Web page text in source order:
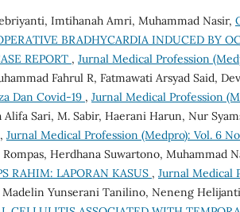
Imtihanah Amri, Muhammad Nasir,
BRADHYCARDIA INDUCED BY
REPORT , Jurnal Medical Profession
Fahrul R, Fatmawati Arsyad Said,
Dan Covid-19 , Jurnal Medical Profession
Alifa Sari, M. Sabir, Haerani Harun, Nur
, Jurnal Medical Profession (Medpro): Vol. 6
Herdhana Suwartono, Muhammad
RAHIM: LAPORAN KASUS , Jurnal Medical
Madelin Yunserani Tanilino, Neneng